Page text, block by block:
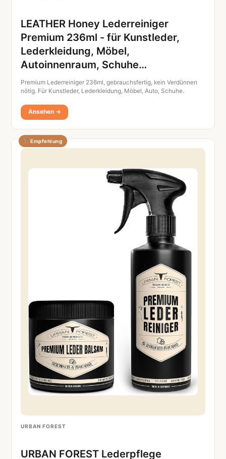
LEATHER Honey Lederreiniger
Premium 236ml - für Kunstleder,
Lederkleidung, Möbel,
Autoinnenraum, Schuhe…
Premium Lederreiniger 236ml, gebrauchsfertig, kein Verdünnen
nötig. Für Kunstleder, Lederkleidung, Möbel, Auto, Schuhe.
Ansehen →
Empfehlung
URBAN FOREST
URBAN FOREST Lederpflege